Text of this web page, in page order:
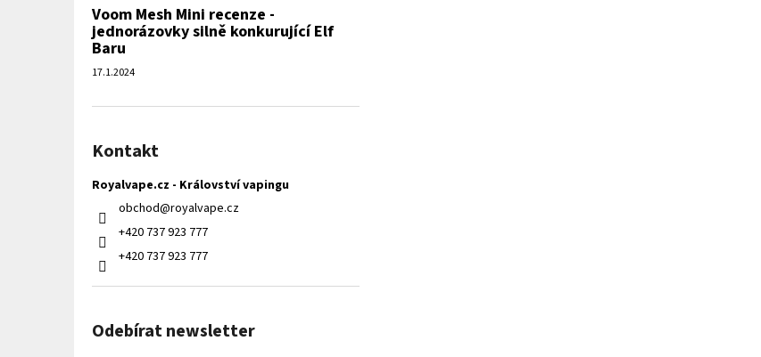
Voom Mesh Mini recenze -
jednorázovky silně konkurující Elf
Baru
17.1.2024
Kontakt
Royalvape.cz - Království vapingu
obchod@royalvape.cz
+420 737 923 777
+420 737 923 777
Odebírat newsletter